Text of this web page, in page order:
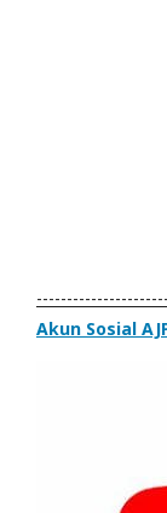
Akun Sosial